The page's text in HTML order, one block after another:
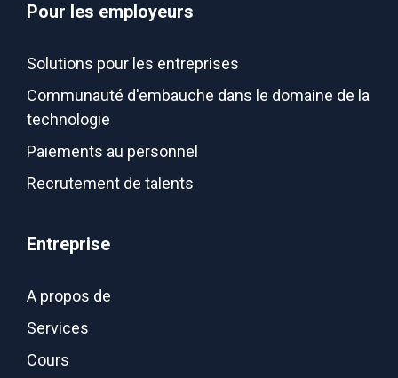
Pour les employeurs
Solutions pour les entreprises
Communauté d'embauche dans le domaine de la
technologie
Paiements au personnel
Recrutement de talents
Entreprise
A propos de
Services
Cours